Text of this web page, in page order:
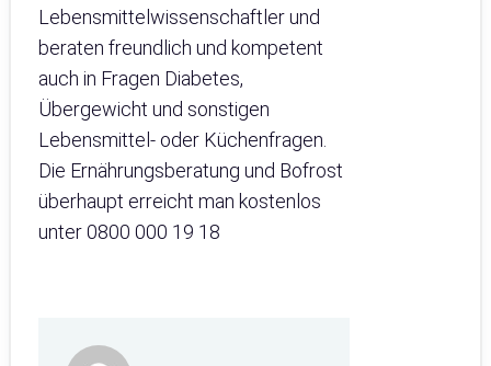
Lebensmittelwissenschaftler und
beraten freundlich und kompetent
auch in Fragen Diabetes,
Übergewicht und sonstigen
Lebensmittel- oder Küchenfragen.
Die Ernährungsberatung und Bofrost
überhaupt erreicht man kostenlos
unter 0800 000 19 18